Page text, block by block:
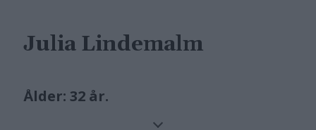
Julia Lindemalm
Ålder:32 år.